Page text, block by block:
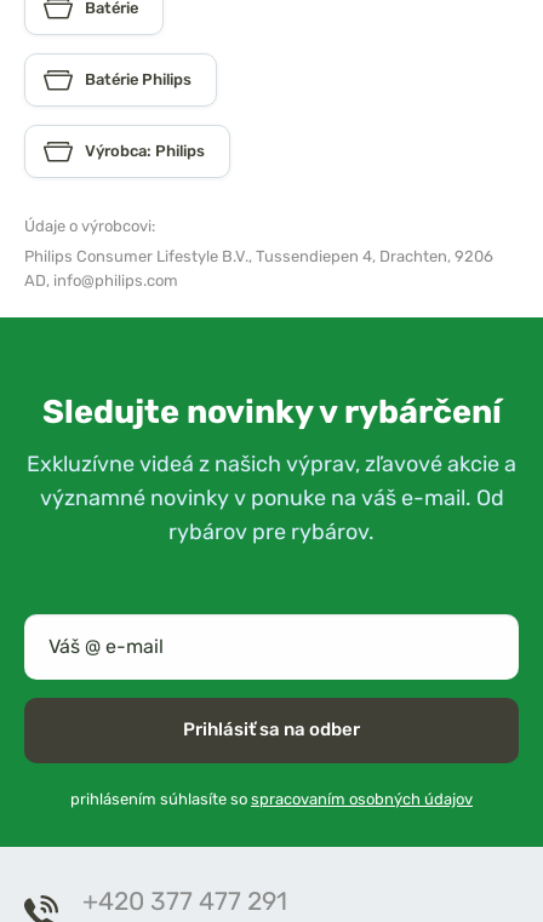
Batérie
Batérie Philips
Výrobca: Philips
Údaje o výrobcovi:
Philips Consumer Lifestyle B.V., Tussendiepen 4, Drachten, 9206
AD, info@philips.com
Sledujte novinky v rybárčení
Exkluzívne videá z našich výprav, zľavové akcie a
významné novinky v ponuke na váš e-mail. Od
rybárov pre rybárov.
Prihlásiť sa na odber
prihlásením súhlasíte so spracovaním osobných údajov
+420 377 477 291